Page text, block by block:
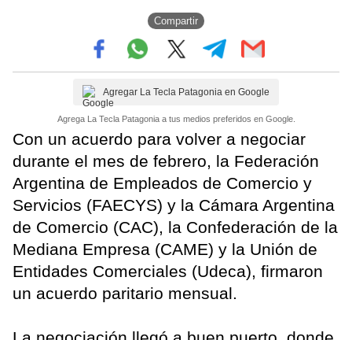
Compartir
Agregar La Tecla Patagonia en Google
Agrega La Tecla Patagonia a tus medios preferidos en Google.
Con un acuerdo para volver a negociar
durante el mes de febrero, la Federación
Argentina de Empleados de Comercio y
Servicios (FAECYS) y la Cámara Argentina
de Comercio (CAC), la Confederación de la
Mediana Empresa (CAME) y la Unión de
Entidades Comerciales (Udeca), firmaron
un acuerdo paritario mensual.